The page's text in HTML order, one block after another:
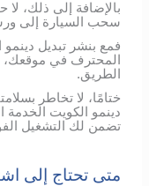
بالإضافة إلى ذلك،
سحب السيارة إلى
فمع بنشر تبديل دينمو
المحترف في موقعك،
الطريق.
ختامًا، لا تخاطر
دينمو الكويت الخدمة
تضمن لك التشغيل
متى تحتاج إلى